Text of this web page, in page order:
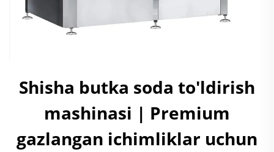
Shisha butka soda to'ldirish
mashinasi | Premium
gazlangan ichimliklar uchun